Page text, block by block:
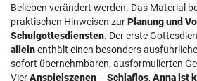
Belieben verändert werden. Das Material
praktischen Hinweisen zurPlanung und
Schulgottesdiensten. Der erste
alleinenthält einen besonders
sofort übernehmbaren, ausformulierten
VierAnspielszenen – Schlaflos, Anna ist